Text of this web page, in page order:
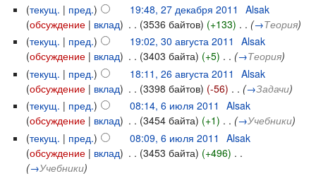
(текущ. | пред.) 19:48, 27 декабря 2011
Alsak
(обсуждение | вклад) . . (3536 байтов) (+133) . . (→Теория)
(текущ. | пред.) 19:02, 30 августа 2011
Alsak
(обсуждение | вклад) . . (3403 байта) (+5) . . (→Теория)
(текущ. | пред.) 18:11, 26 августа 2011
Alsak
(обсуждение | вклад) . . (3398 байтов) (-56) . . (→Задачи)
(текущ. | пред.) 08:14, 6 июля 2011
Alsak
(обсуждение | вклад) . . (3454 байта) (+1) . . (→Учебники)
(текущ. | пред.) 08:09, 6 июля 2011
Alsak
(обсуждение | вклад) . . (3453 байта) (+496) . .
(→Учебники)